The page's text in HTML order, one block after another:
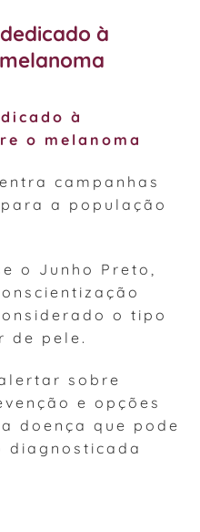
à
à
o melanoma
campanhas
a população
o Junho Preto,
o tipo
de pele.
sobre
e opções
doença que pode
diagnosticada